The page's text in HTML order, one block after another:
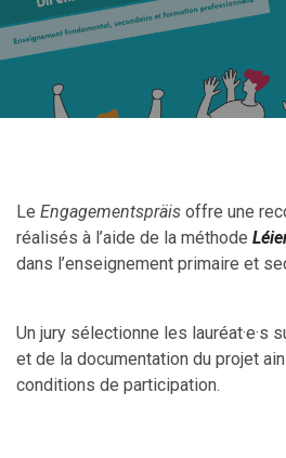
Le Engagementspräis offre une
réalisés à l’aide de la méthode
dans l’enseignement primaire et
Un jury sélectionne les lauréat·e·s
et de la documentation du projet
conditions de participation.